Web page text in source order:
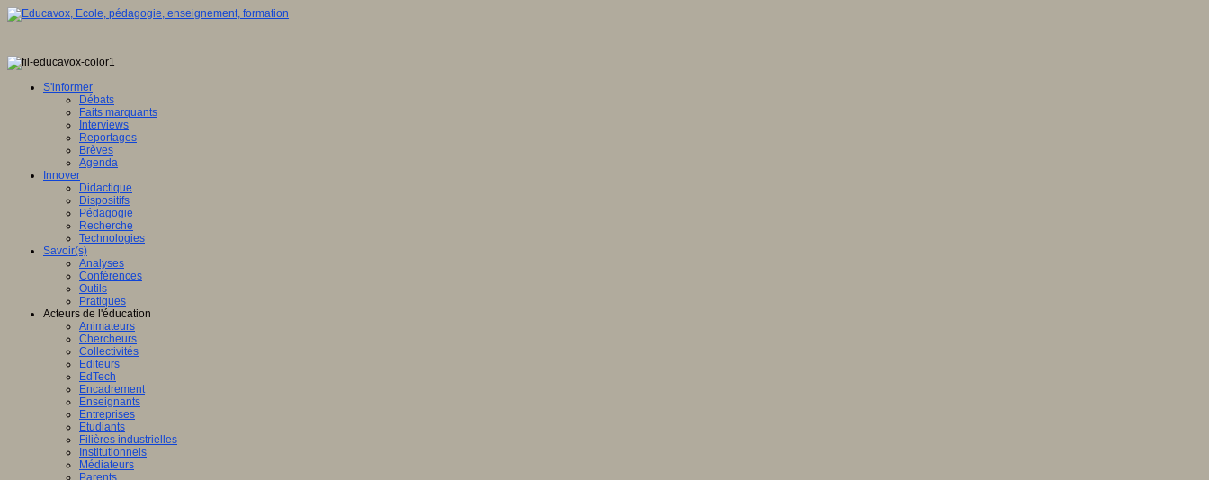
S'informer
Débats
Faits marquants
Interviews
Reportages
Brèves
Agenda
Innover
Didactique
Dispositifs
Pédagogie
Recherche
Technologies
Savoir(s)
Analyses
Conférences
Outils
Pratiques
Acteurs de l'éducation
Animateurs
Chercheurs
Collectivités
Editeurs
EdTech
Encadrement
Enseignants
Entreprises
Etudiants
Filières industrielles
Institutionnels
Médiateurs
Parents